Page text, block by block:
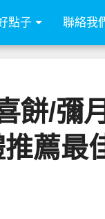
點子 聯絡我
餅/彌
薦最